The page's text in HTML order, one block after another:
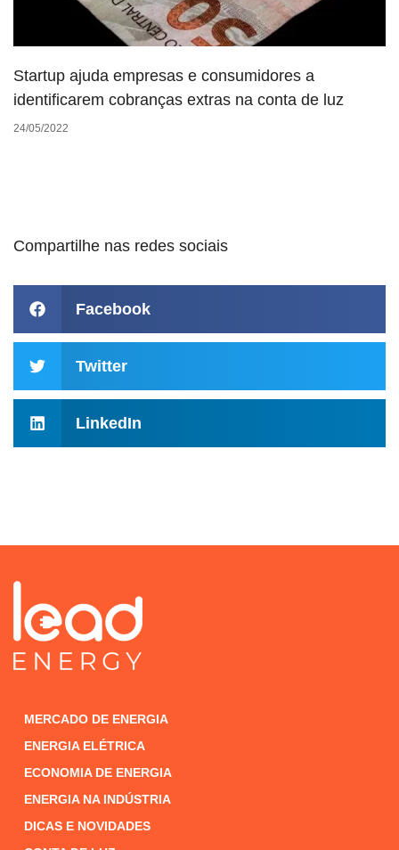
Startup ajuda empresas e consumidores a
identificarem cobranças extras na conta de luz
24/05/2022
Compartilhe nas redes sociais
Facebook
Twitter
LinkedIn
MERCADO DE ENERGIA
ENERGIA ELÉTRICA
ECONOMIA DE ENERGIA
ENERGIA NA INDÚSTRIA
DICAS E NOVIDADES